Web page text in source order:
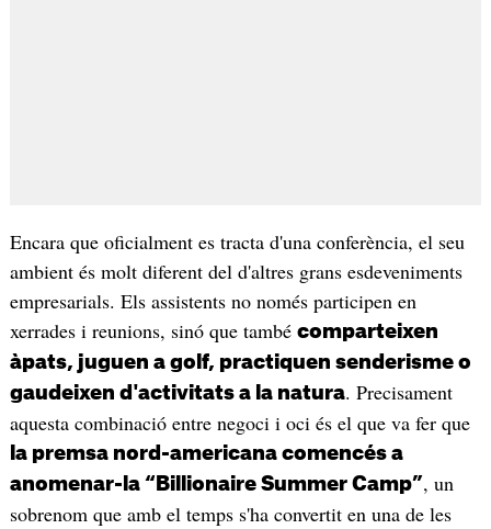
Encara que oficialment es tracta d'una conferència, el seu
ambient és molt diferent del d'altres grans esdeveniments
empresarials. Els assistents no només participen en
xerrades i reunions, sinó que també comparteixen
àpats, juguen a golf, practiquen senderisme o
gaudeixen d'activitats a la natura. Precisament
aquesta combinació entre negoci i oci és el que va fer que
la premsa nord-americana comencés a
anomenar-la “Billionaire Summer Camp”, un
sobrenom que amb el temps s'ha convertit en una de les